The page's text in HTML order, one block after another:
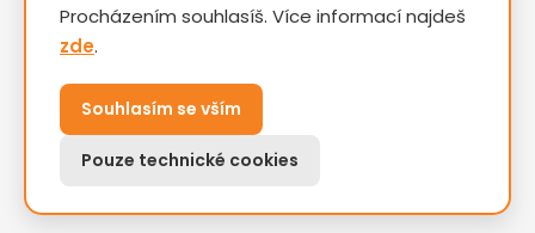
Vytvořil Shoptet
Copyright 2026TAM KOVO s.r.o.
Procházením souhlasíš. Více informací najdeš
zde.
Souhlasím se vším
Pouze technické cookies